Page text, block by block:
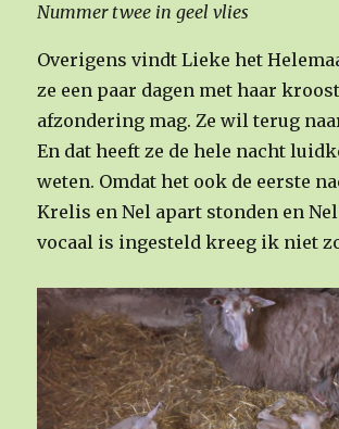
Nummer twee in geel vlies
Overigens vindt Lieke het
ze een paar dagen met haar
afzondering mag. Ze wil terug
En dat heeft ze de hele nacht
weten. Omdat het ook de eerste
Krelis en Nel apart stonden en
vocaal is ingesteld kreeg ik niet